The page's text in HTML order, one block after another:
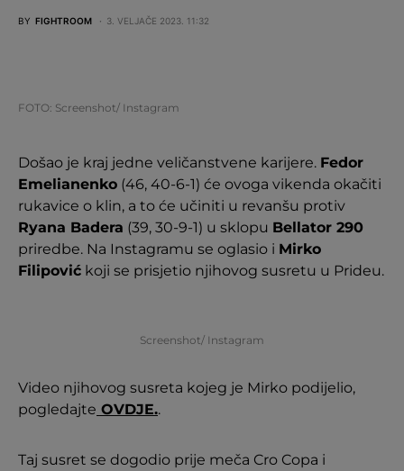
BY FIGHTROOM 3. VELJAČE 2023. 11:32
FOTO: Screenshot/ Instagram
Došao je kraj jedne veličanstvene karijere. Fedor
Emelianenko (46, 40-6-1) će ovoga vikenda okačiti
rukavice o klin, a to će učiniti u revanšu protiv
Ryana Badera (39, 30-9-1) u sklopu Bellator 290
priredbe. Na Instagramu se oglasio i Mirko
Filipović koji se prisjetio njihovog susretu u Prideu.
Screenshot/ Instagram
Video njihovog susreta kojeg je Mirko podijelio,
pogledajte OVDJE..
Taj susret se dogodio prije meča Cro Copa i